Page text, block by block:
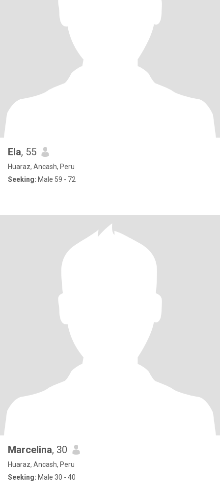
Ela, 55
Huaraz, Ancash, Peru
Seeking: Male 59 - 72
Marcelina, 30
Huaraz, Ancash, Peru
Seeking: Male 30 - 40